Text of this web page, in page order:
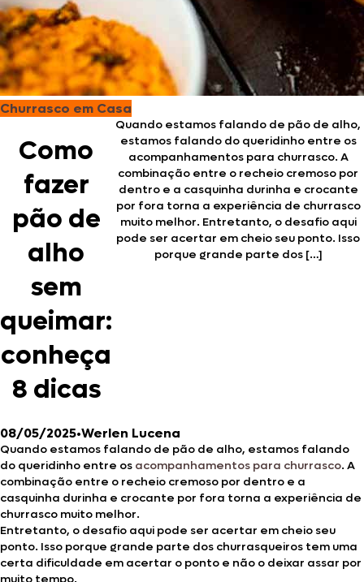
Churrasco em Casa
Como
fazer
pão de
alho
sem
queimar:
conheça
8 dicas
Quando estamos falando de pão de alho,
estamos falando do queridinho entre os
acompanhamentos para churrasco. A
combinação entre o recheio cremoso por
dentro e a casquinha durinha e crocante
por fora torna a experiência de churrasco
muito melhor. Entretanto, o desafio aqui
pode ser acertar em cheio seu ponto. Isso
porque grande parte dos […]
08/05/2025•Werlen Lucena
Quando estamos falando de pão de alho, estamos falando
do queridinho entre os acompanhamentos para churrasco. A
combinação entre o recheio cremoso por dentro e a
casquinha durinha e crocante por fora torna a experiência de
churrasco muito melhor.
Entretanto, o desafio aqui pode ser acertar em cheio seu
ponto. Isso porque grande parte dos churrasqueiros tem uma
certa dificuldade em acertar o ponto e não o deixar assar por